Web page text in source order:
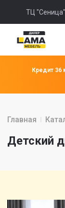
ТЦ
Кредит 36
Главная
Детский